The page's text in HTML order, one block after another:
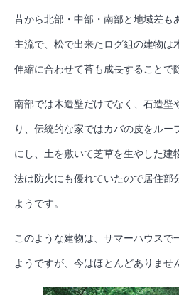
昔から北部・中部・南部と地域差も
主流で、松で出来たログ組の建物は
伸縮に合わせて苔も成長することで
南部では木造壁だけでなく、石造壁
り、伝統的な家ではカバの皮をルー
にし、土を敷いて芝草を生やした建
法は防火にも優れていたので居住部
ようです。
このような建物は、サマーハウスで
ようですが、今はほとんどありませ